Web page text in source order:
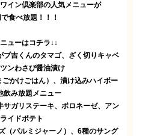
イン倶楽部の人気メニューが
食べ放題！！！
ューはコチラ↓↓
吉くんのタマゴ、ざく切りキャベ
ンわさび醤油漬け
かけごはん）、漬け込みハイボー
飲み放題メニュー
サガリステーキ、ボロネーゼ、アン
イドポテト
（パルミジャーノ）、6種のサング